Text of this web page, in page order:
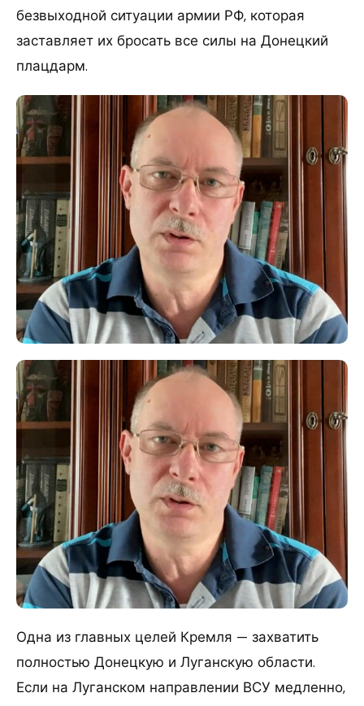
безвыходной ситуации армии РФ, которая
заставляет их бросать все силы на Донецкий
плацдарм.
Одна из главных целей Кремля — захватить
полностью Донецкую и Луганскую области.
Если на Луганском направлении ВСУ медленно,